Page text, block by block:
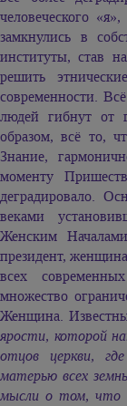
человеческого
замкнулись в
институты, став
решить
современности.
людей гибнут от
образом, всё то,
Знание,
моменту
деградировало.
веками
Женским
президент,
всех
множество
Женщина.
ярости, которой
отцов церкви,
матерью всех
мысли о том, что